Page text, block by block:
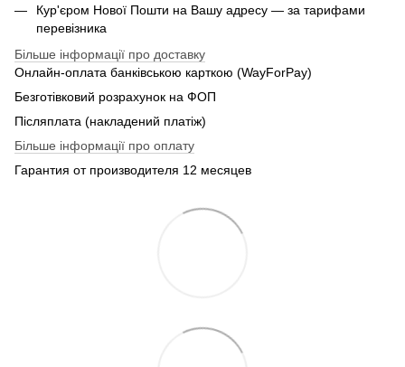
Кур'єром Нової Пошти на Вашу адресу — за тарифами
перевізника
Більше інформації про доставку
Онлайн-оплата банківською карткою (WayForPay)
Безготівковий розрахунок на ФОП
Післяплата (накладений платіж)
Більше інформації про оплату
Гарантия от производителя 12 месяцев